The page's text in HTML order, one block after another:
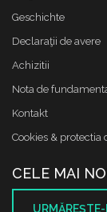
Geschichte
Declaraţii de avere
Achizitii
Nota de
Kontakt
Cookies & protectia
CELE MAI